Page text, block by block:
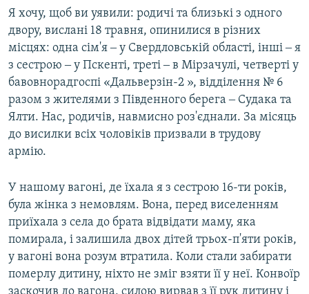
Я хочу, щоб ви уявили: родичі та близькі з одного
двору, вислані 18 травня, опинилися в різних
місцях: одна сім'я ‒ у Свердловській області, інші ‒ я
з сестрою ‒ у Пскенті, треті ‒ в Мірзачулі, четверті у
бавовнорадгоспі «Дальверзін-2 », відділення № 6
разом з жителями з Південного берега ‒ Судака та
Ялти. Нас, родичів, навмисно роз'єднали. За місяць
до висилки всіх чоловіків призвали в трудову
армію.
У нашому вагоні, де їхала я з сестрою 16-ти років,
була жінка з немовлям. Вона, перед виселенням
приїхала з села до брата відвідати маму, яка
помирала, і залишила двох дітей трьох-п'яти років,
у вагоні вона розум втратила. Коли стали забирати
померлу дитину, ніхто не зміг взяти її у неї. Конвоїр